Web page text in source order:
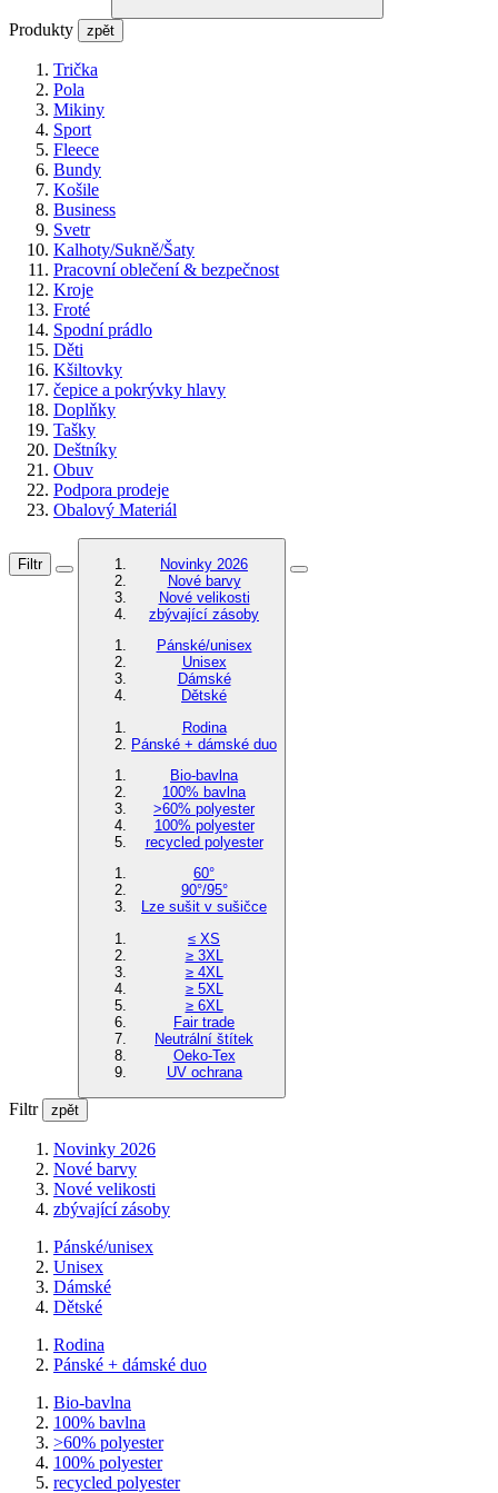
Produkty zpět
Trička
Pola
Mikiny
Sport
Fleece
Bundy
Košile
Business
Svetr
Kalhoty/Sukně/Šaty
Pracovní oblečení & bezpečnost
Kroje
Froté
Spodní prádlo
Děti
Kšiltovky
čepice a pokrývky hlavy
Doplňky
Tašky
Deštníky
Obuv
Podpora prodeje
Obalový Materiál
Filtr
Novinky 2026
Nové barvy
Nové velikosti
zbývající zásoby
Pánské/unisex
Unisex
Dámské
Dětské
Rodina
Pánské + dámské duo
Bio-bavlna
100% bavlna
>60% polyester
100% polyester
recycled polyester
60°
90°/95°
Lze sušit v sušičce
≤ XS
≥ 3XL
≥ 4XL
≥ 5XL
≥ 6XL
Fair trade
Neutrální štítek
Oeko-Tex
UV ochrana
Filtr zpět
Novinky 2026
Nové barvy
Nové velikosti
zbývající zásoby
Pánské/unisex
Unisex
Dámské
Dětské
Rodina
Pánské + dámské duo
Bio-bavlna
100% bavlna
>60% polyester
100% polyester
recycled polyester